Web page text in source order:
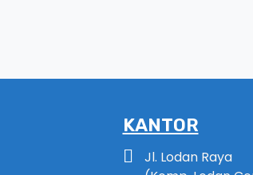
KANTOR
Jl. Lodan Raya